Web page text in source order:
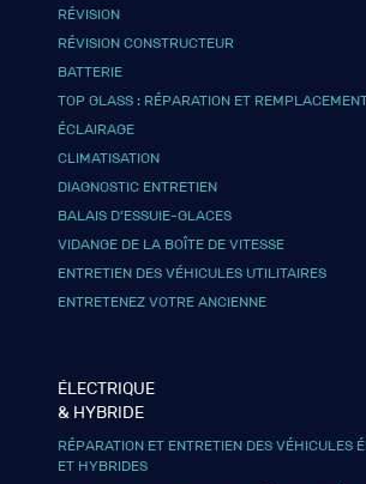
RÉVISION
RÉVISION CONSTRUCTEUR
BATTERIE
TOP GLASS : RÉPARATION ET
ÉCLAIRAGE
CLIMATISATION
DIAGNOSTIC ENTRETIEN
BALAIS D’ESSUIE-GLACES
VIDANGE DE LA BOÎTE DE VITESSE
ENTRETIEN DES VÉHICULES UTILITAIRES
ENTRETENEZ VOTRE ANCIENNE
ÉLECTRIQUE
& HYBRIDE
RÉPARATION ET ENTRETIEN DES VÉHICULES
ET HYBRIDES